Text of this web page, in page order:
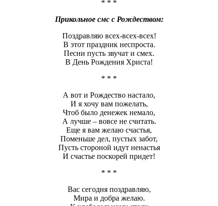
* * *
Прикольное смс с Рождеством:
Поздравляю всех-всех-всех!
В этот праздник неспроста.
Песни пусть звучат и смех.
В День Рождения Христа!
* * *
А вот и Рождество настало,
И я хочу вам пожелать,
Чтоб было денежек немало,
А лучше – вовсе не считать.
Еще я вам желаю счастья,
Поменьше дел, пустых забот,
Пусть стороной идут ненастья
И счастье поскорей придет!
* * *
Вас сегодня поздравляю,
Мира и добра желаю.